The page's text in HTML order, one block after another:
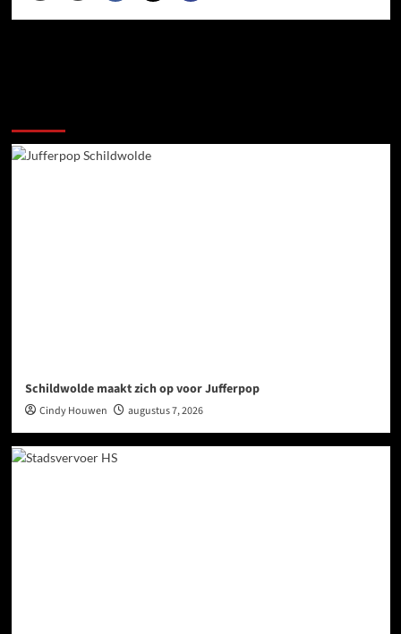
Schildwolde maakt zich op voor Jufferpop
Cindy Houwen augustus 7, 2026